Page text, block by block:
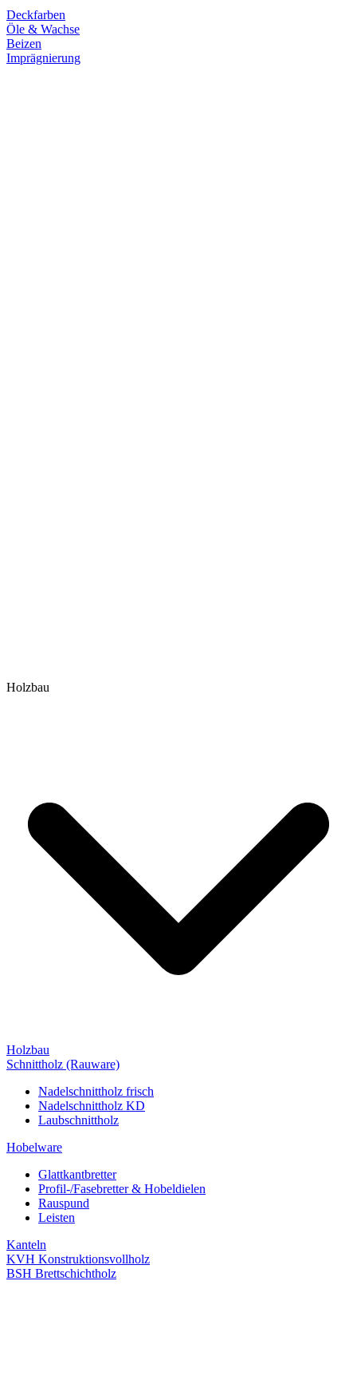
Deckfarben
Öle & Wachse
Beizen
Imprägnierung
Holzbau
Holzbau
Schnittholz (Rauware)
Nadelschnittholz frisch
Nadelschnittholz KD
Laubschnittholz
Hobelware
Glattkantbretter
Profil-/Fasebretter & Hobeldielen
Rauspund
Leisten
Kanteln
KVH Konstruktionsvollholz
BSH Brettschichtholz